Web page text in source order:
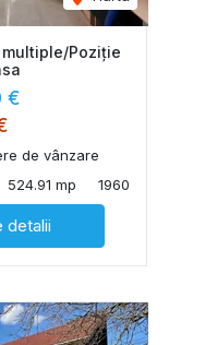
Poziție
€
de vânzare
524.91 mp 1960
detalii